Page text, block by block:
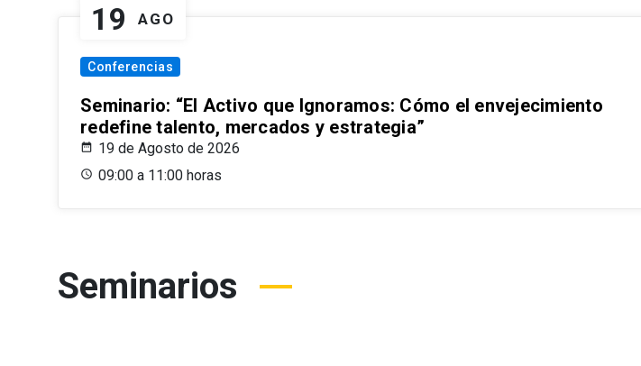
19 AGO
Conferencias
Seminario: “El Activo que Ignoramos: Cómo el envejecimiento
redefine talento, mercados y estrategia”
19 de Agosto de 2026
09:00 a 11:00 horas
Seminarios